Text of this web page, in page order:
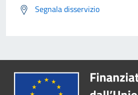
Segnala disservizio